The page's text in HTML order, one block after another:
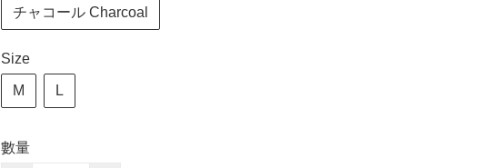
チャコール Charcoal
Size
M L
數量